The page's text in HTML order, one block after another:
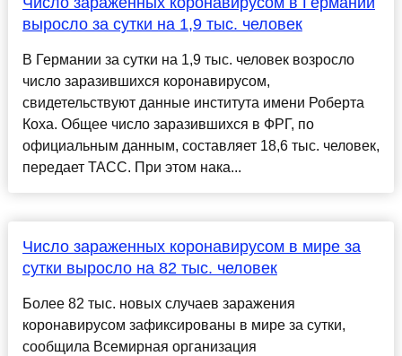
выросло за сутки на 1,9 тыс. человек
В Германии за сутки на 1,9 тыс. человек возросло
число заразившихся коронавирусом,
свидетельствуют данные института имени Роберта
Коха. Общее число заразившихся в ФРГ, по
официальным данным, составляет 18,6 тыс. человек,
передает ТАСС. При этом нака...
Число зараженных коронавирусом в мире за
сутки выросло на 82 тыс. человек
Более 82 тыс. новых случаев заражения
коронавирусом зафиксированы в мире за сутки,
сообщила Всемирная организация